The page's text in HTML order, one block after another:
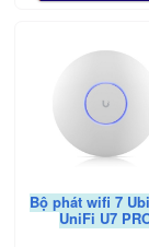
Bộ phát wifi 7
UniFi U7